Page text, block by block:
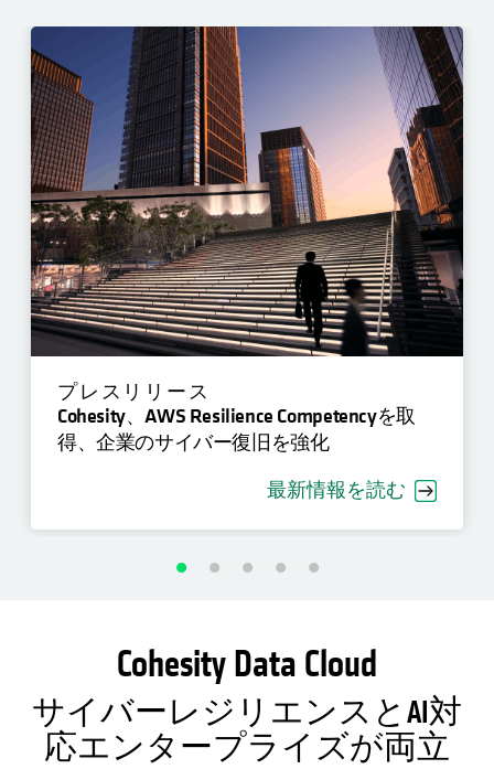
プレスリリース
Cohesity、AWS Resilience Competencyを取
得、企業のサイバー復旧を強化
最新情報を読む
Cohesity Data Cloud
サイバーレジリエンスとAI対
応エンタープライズが両立